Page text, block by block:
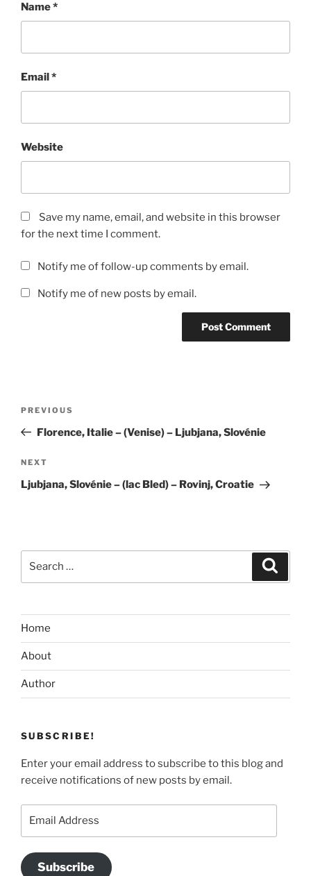
Name*
Email*
Website
Save my name, email, and website in this browser
for the next time I comment.
Notify me of follow-up comments by email.
Notify me of new posts by email.
Previous
Post
PREVIOUS
Florence, Italie – (Venise) – Ljubjana, Slovénie
Next
Post
NEXT
Ljubjana, Slovénie – (lac Bled) – Rovinj, Croatie
Home
About
Author
SUBSCRIBE!
Enter your email address to subscribe to this blog and
receive notifications of new posts by email.
Subscribe